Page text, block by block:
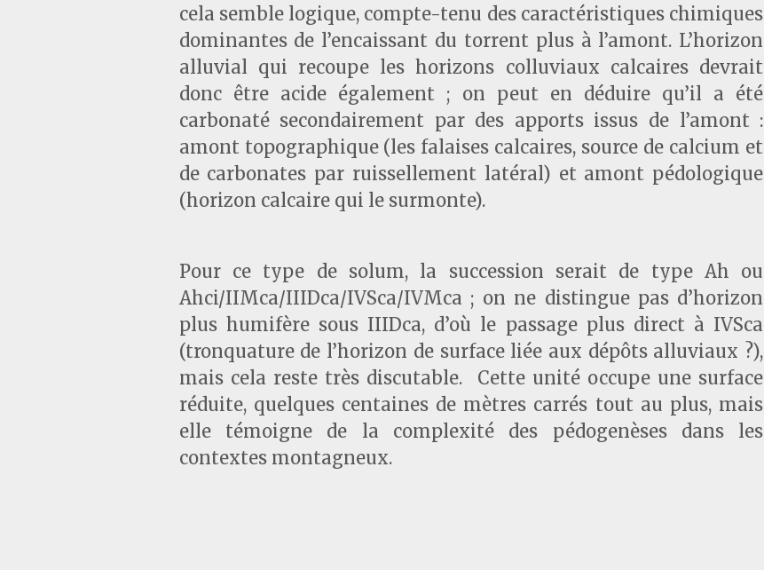
cela semble logique, compte-tenu des caractéristiques chimiques
dominantes de l’encaissant du torrent plus à l’amont. L’horizon
alluvial qui recoupe les horizons colluviaux calcaires devrait
donc être acide également ; on peut en déduire qu’il a été
carbonaté secondairement par des apports issus de l’amont :
amont topographique (les falaises calcaires, source de calcium et
de carbonates par ruissellement latéral) et amont pédologique
(horizon calcaire qui le surmonte).
Pour ce type de solum, la succession serait de type Ah ou
Ahci/IIMca/IIIDca/IVSca/IVMca ; on ne distingue pas d’horizon
plus humifère sous IIIDca, d’où le passage plus direct à IVSca
(tronquature de l’horizon de surface liée aux dépôts alluviaux ?),
mais cela reste très discutable. Cette unité occupe une surface
réduite, quelques centaines de mètres carrés tout au plus, mais
elle témoigne de la complexité des pédogenèses dans les
contextes montagneux.